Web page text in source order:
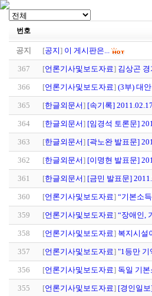
번호
공지 [공지] 이 게시판은...
367 [언론기사및보도자료] 김상곤
366 [언론기사및보도자료] (3부) 대
365 [한글외문서] [속기록]
364 [한글외문서] [임경석 토론문]
363 [한글외문서] [곽노완 발표문]
362 [한글외문서] [이명현 발표문]
361 [한글외문서] [금민 발표문]
360 [언론기사및보도자료] “기본소
359 [언론기사및보도자료] “장애인,
358 [언론기사및보도자료] 복지시설
357 [언론기사및보도자료] "1등만
356 [언론기사및보도자료] 독일 기
355 [언론기사및보도자료] [경인일